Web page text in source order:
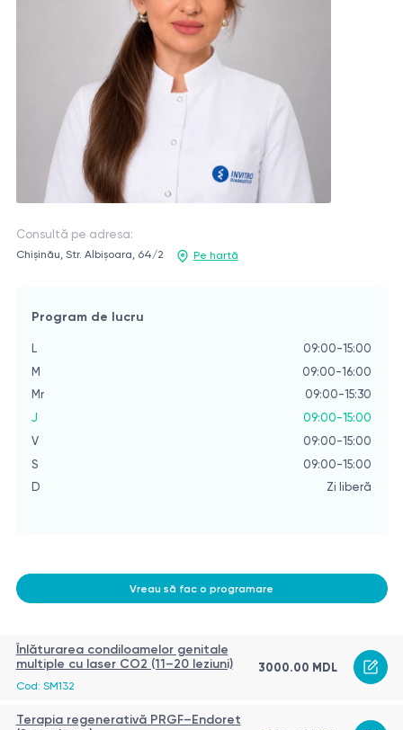
Consultă pe adresa:
Chișinău, Str. Albișoara, 64/2 Pe hartă
Program de lucru
L
09:00-15:00
M
09:00-16:00
Mr
09:00-15:30
J
09:00-15:00
V
09:00-15:00
S
09:00-15:00
D
Zi liberă
Vreau să fac o programare
Înlăturarea condiloamelor genitale
multiple cu laser CO2 (11–20 leziuni)
Cod: SM132
3000.00 MDL
Terapia regenerativă PRGF–Endoret